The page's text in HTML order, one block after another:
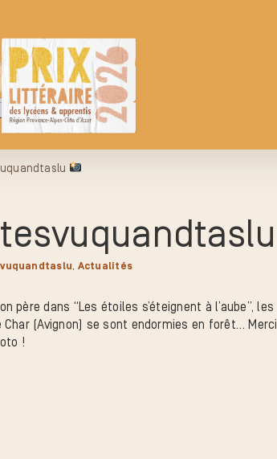
, Actualités
père dans “Les étoiles s’éteignent à l’aube”, les
Char (Avignon) se sont endormies en forêt… Merci
!